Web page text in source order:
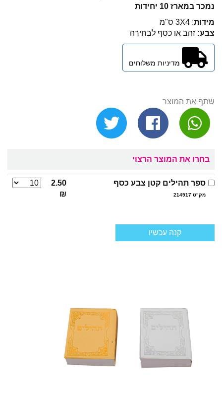
נמכר במארז 10 יחידות
מידות: 3X4 ס"מ
צבע: זהב או כסף לבחירה
שתף את המוצר
בחרו את המוצר הרצוי
ספר תהילים קטן צבע כסף
מק"ט 214917
2.50
₪
קנה עכשיו